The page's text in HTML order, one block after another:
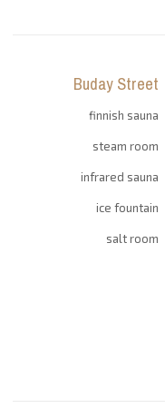
Buday Street
finnish sauna
steam room
infrared sauna
ice fountain
salt room